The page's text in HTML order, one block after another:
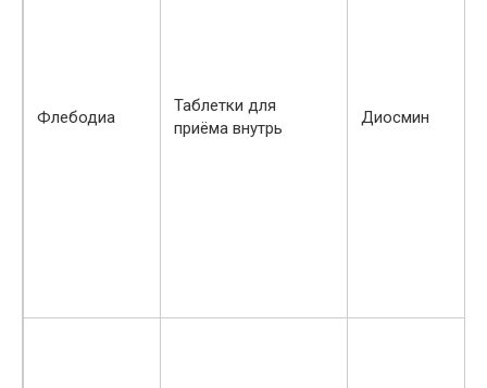
Флебодиа
Таблетки для
приёма внутрь
Диосмин